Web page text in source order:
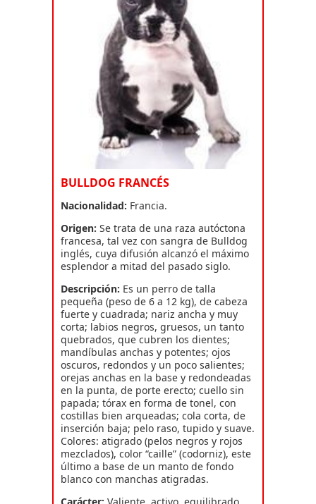
BULLDOG FRANCÉS
Nacionalidad: Francia.
Origen: Se trata de una raza autóctona
francesa, tal vez con sangra de Bulldog
inglés, cuya difusión alcanzó el máximo
esplendor a mitad del pasado siglo.
Descripción: Es un perro de talla
pequeña (peso de 6 a 12 kg), de cabeza
fuerte y cuadrada; nariz ancha y muy
corta; labios negros, gruesos, un tanto
quebrados, que cubren los dientes;
mandíbulas anchas y potentes; ojos
oscuros, redondos y un poco salientes;
orejas anchas en la base y redondeadas
en la punta, de porte erecto; cuello sin
papada; tórax en forma de tonel, con
costillas bien arqueadas; cola corta, de
inserción baja; pelo raso, tupido y suave.
Colores: atigrado (pelos negros y rojos
mezclados), color “caille” (codorniz), este
último a base de un manto de fondo
blanco con manchas atigradas.